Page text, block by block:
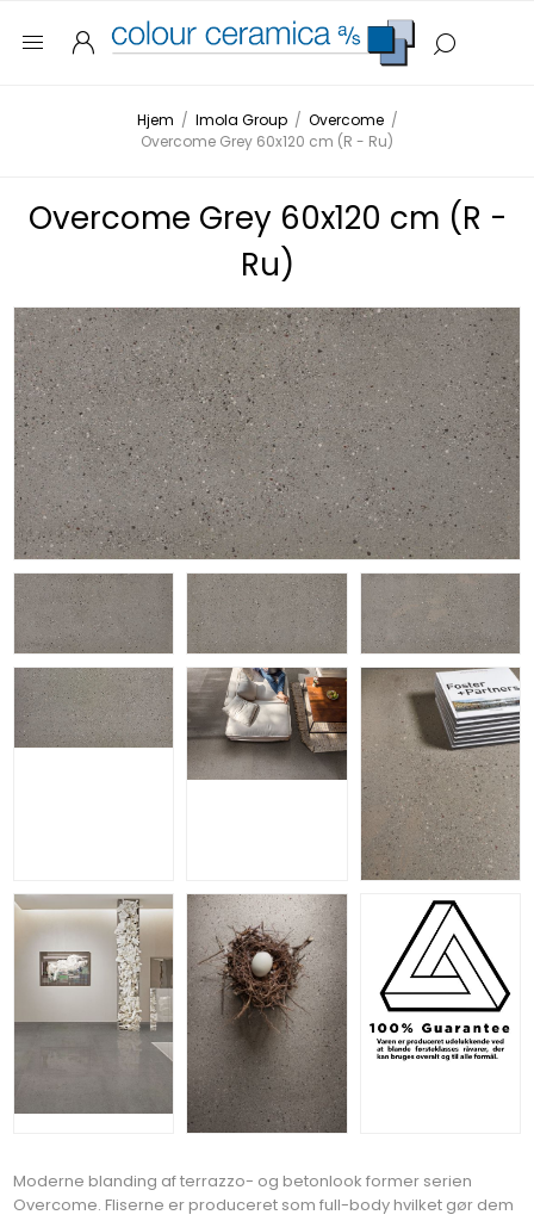
Hjem / Imola Group / Overcome /
Overcome Grey 60x120 cm (R - Ru)
Overcome Grey 60x120 cm (R -
Ru)
Moderne blanding af terrazzo- og betonlook former serien
Overcome. Fliserne er produceret som full-body hvilket gør dem